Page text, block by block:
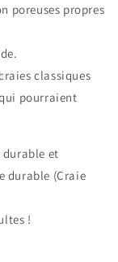
poreuses propres
classiques
pourraient
et
durable (Craie
!